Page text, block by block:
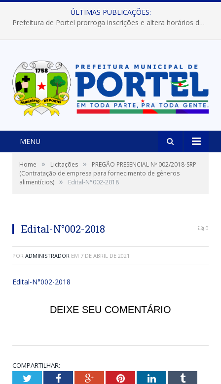
ÚLTIMAS PUBLICAÇÕES:
Prefeitura de Portel prorroga inscrições e altera horários dos concursos “Musa” e “Miss Mix Verão 2026”
MENU
Home » Licitações »
PREGÃO PRESENCIAL Nº 002/2018-SRP
(Contratação de empresa para fornecimento de gêneros
alimentícios) » Edital-N°002-2018
Edital-N°002-2018 0
POR ADMINISTRADOR EM 7 DE ABRIL DE 2021
Edital-N°002-2018
DEIXE SEU COMENTÁRIO
COMPARTILHAR:
TwitterFacebookGoogle+PinterestLinkedInTumblr